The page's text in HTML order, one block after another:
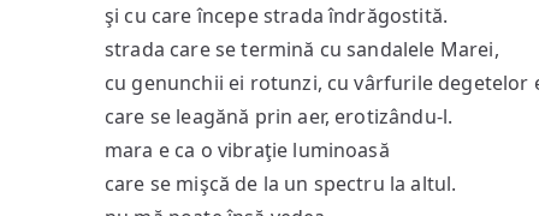
şi cu care începe strada îndrăgostită.
strada care se termină cu sandalele Marei,
cu genunchii ei rotunzi, cu vârfurile degetelor
care se leagănă prin aer, erotizându-l.
mara e ca o vibraţie luminoasă
care se mişcă de la un spectru la altul.